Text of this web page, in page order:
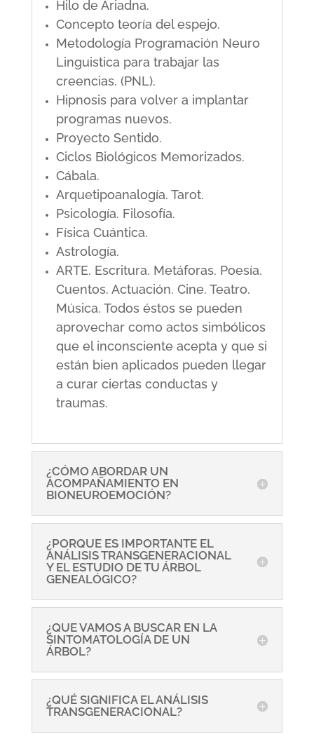
Hilo de Ariadna.
Concepto teoría del espejo.
Metodología Programación Neuro
Linguistica para trabajar las
creencias. (PNL).
Hipnosis para volver a implantar
programas nuevos.
Proyecto Sentido.
Ciclos Biológicos Memorizados.
Cábala.
Arquetipoanalogía. Tarot.
Psicología. Filosofía.
Física Cuántica.
Astrología.
ARTE. Escritura. Metáforas. Poesía.
Cuentos. Actuación. Cine. Teatro.
Música. Todos éstos se pueden
aprovechar como actos simbólicos
que el inconsciente acepta y que si
están bien aplicados pueden llegar
a curar ciertas conductas y
traumas.
¿CÓMO ABORDAR UN
ACOMPAÑAMIENTO EN
BIONEUROEMOCIÓN?
¿PORQUE ES IMPORTANTE EL
ANÁLISIS TRANSGENERACIONAL
Y EL ESTUDIO DE TU ÁRBOL
GENEALÓGICO?
¿QUE VAMOS A BUSCAR EN LA
SINTOMATOLOGÍA DE UN
ÁRBOL?
¿QUÉ SIGNIFICA EL ANÁLISIS
TRANSGENERACIONAL?